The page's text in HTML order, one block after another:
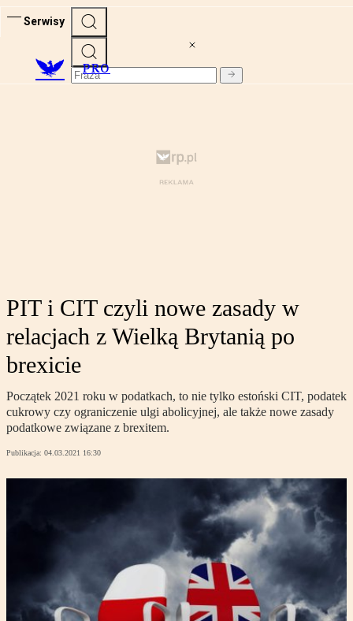
Serwisy
PRO
PIT i CIT czyli nowe zasady w
relacjach z Wielką Brytanią po
brexicie
Początek 2021 roku w podatkach, to nie tylko estoński CIT, podatek
cukrowy czy ograniczenie ulgi abolicyjnej, ale także nowe zasady
podatkowe związane z brexitem.
Publikacja: 04.03.2021 16:30